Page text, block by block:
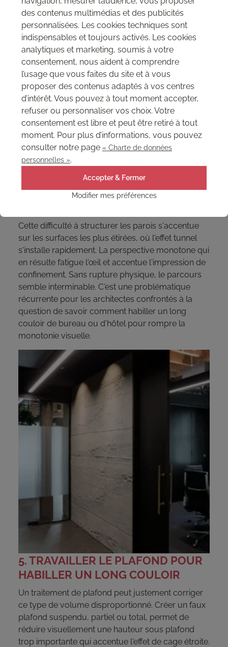
l'esthétique des volumes.
4. QUEL REVÊTEMENT MURAL
CHOISIR ET COMMENT HABILLER
UN COULOIR DE PASSAGE
Au-delà de la peinture, le choix des matières
appliquées sur les parois modifie radicalement la
perception de l'espace. Des options plus
techniques comme les revêtements structurés
offrent du relief et absorbent une partie des bruits
de pas, souvent amplifiés dans les lieux étroits.
L'important reste de définir
adapté aux contraintes de passage, une réflexion
nécessaire lorsque l'on conçoit l'aménagement
Cette difficulté à structurer les parois s'accentue
sur les surfaces les plus étirées, où l'effet tunnel
s'installe rapidement. La perspective monotone qui
en résulte fatigue l'œil et accentue l'impression de
confinement. Sans rupture physique, le parcours
semble interminable. C'est une problématique
récurrente pour les architectes confrontés à la
question de savoir comment habiller un long
couloir de bureau ou d'hôtel pour rompre la
monotonie visuelle.
5. TRAVAILLER LE PLAFOND POUR
HABILLER UN LONG COULOIR
Un traitement de plafond peut justement corriger
ce type de volume disproportionné. Créer un faux
plafond suspendu, partiel ou total, permet de
réduire visuellement une hauteur sous plafond
trop importante qui accentue l'effet de cage étroite.
des contenus multimédias et des publicités
personnalisées. Les cookies techniques sont
indispensables et toujours activés. Les cookies
analytiques et marketing, soumis à votre
consentement, nous aident à comprendre
l’usage que vous faites du site et à vous
proposer des contenus adaptés à vos centres
d’intérêt. Vous pouvez à tout moment accepter,
refuser ou personnaliser vos choix. Votre
consentement est libre et peut être retiré à tout
moment. Pour plus d’informations, vous pouvez
consulter notre page « Charte de données
personnelles ».
Accepter & Fermer
Modifier mes préférences